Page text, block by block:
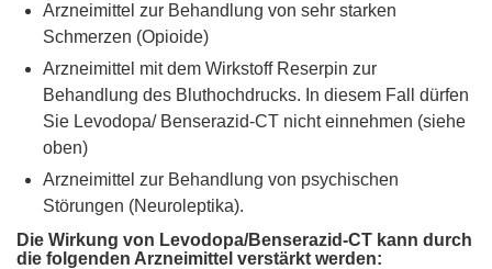
Arzneimittel zur Behandlung von sehr starken
Schmerzen (Opioide)
Arzneimittel mit dem Wirkstoff Reserpin zur
Behandlung des Bluthochdrucks. In diesem Fall dürfen
Sie Levodopa/ Benserazid-CT nicht einnehmen (siehe
oben)
Arzneimittel zur Behandlung von psychischen
Störungen (Neuroleptika).
Die Wirkung von Levodopa/Benserazid-CT kann durch
die folgenden Arzneimittel verstärkt werden: